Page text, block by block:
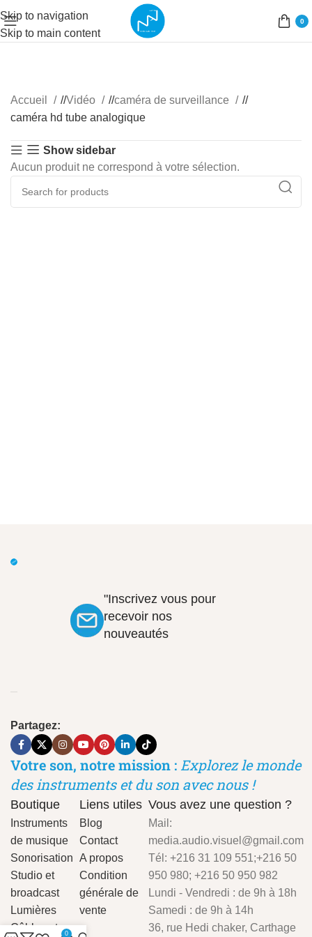
Skip to navigation
Skip to main content
0
Accueil / Vidéo / caméra de surveillance
/
caméra hd tube analogique
Show sidebar
Aucun produit ne correspond à votre sélection.
"Inscrivez vous pour
recevoir nos
nouveautés
Partagez:
Votre son, notre mission : Explorez le monde
des instruments et du son avec nous !
Boutique
Instruments
de musique
Sonorisation
Studio et
broadcast
Lumières
Câbles et
Liens utiles
Blog
Contact
A propos
Condition
générale de
vente
Vous avez une question ?
Mail:
media.audio.visuel@gmail.com
Tél: +216 31 109 551;+216 50
950 980; +216 50 950 982
Lundi - Vendredi : de 9h à 18h
Samedi : de 9h à 14h
36, rue Hedi chaker, Carthage
0